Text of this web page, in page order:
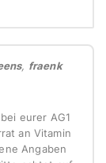
, fraenk
eurer AG1
an Vitamin
Angaben